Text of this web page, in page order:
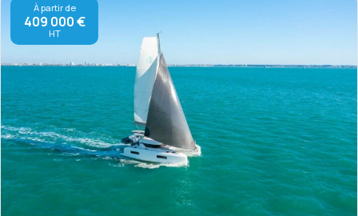
À partir de
409 000 €
HT